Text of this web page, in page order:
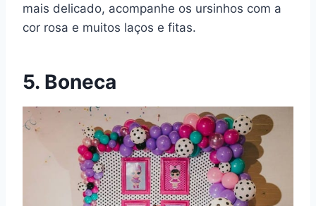
mais delicado, acompanhe os ursinhos com a
cor rosa e muitos laços e fitas.
5. Boneca